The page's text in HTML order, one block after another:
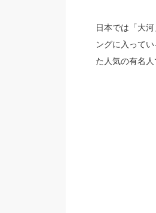
日本では「大
ングに入って
た人気の有名人